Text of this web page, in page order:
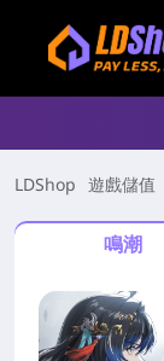
LDShop 遊戲儲值
鳴潮